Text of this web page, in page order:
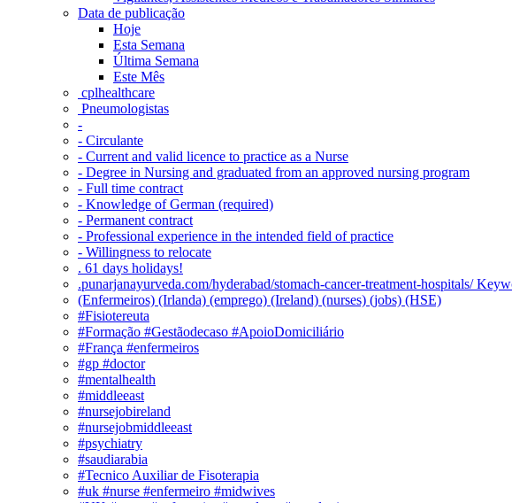
Data de publicação
Hoje
Esta Semana
Última Semana
Este Mês
‎ cplhealthcare‬
Pneumologistas
-
- Circulante
- Current and valid licence to practice as a Nurse
- Degree in Nursing and graduated from an approved nursing program
- Full time contract
- Knowledge of German (required)
- Permanent contract
- Professional experience in the intended field of practice
- Willingness to relocate
. 61 days holidays!
.punarjanayurveda.com/hyderabad/stomach-cancer-treatment-hospitals/
(Enfermeiros) (Irlanda) (emprego) (Ireland) (nurses) (jobs) (HSE)
#Fisiotereuta
#Formação #Gestãodecaso #ApoioDomiciliário
#França #enfermeiros
#gp #doctor
#mentalhealth
#middleeast
#nursejobireland
#nursejobmiddleeast
#psychiatry
#saudiarabia
#Tecnico Auxiliar de Fisoterapia
#uk #nurse #enfermeiro #midwives